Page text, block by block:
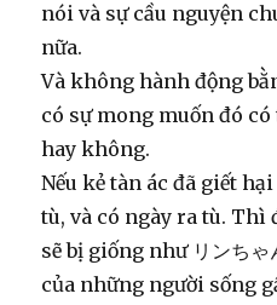
nói và sự cầu nguyện
nữa.
Và không hành động
có sự mong muốn đó
hay không.
Nếu kẻ tàn ác đã giết
tù, và có ngày ra tù. Thì
sẽ bị giống như リンち
của những người sống